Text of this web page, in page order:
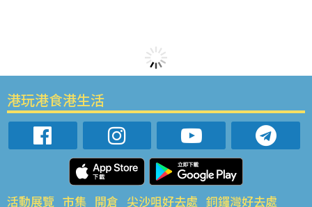
港玩港食港生活
活動展覽 市集 開倉 尖沙咀好去處 銅鑼灣好去處